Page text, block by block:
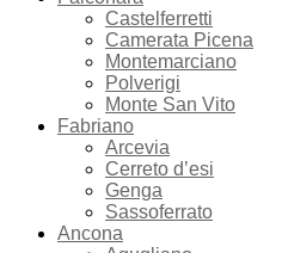
Castelferretti
Camerata Picena
Montemarciano
Polverigi
Monte San Vito
Fabriano
Arcevia
Cerreto d’esi
Genga
Sassoferrato
Ancona